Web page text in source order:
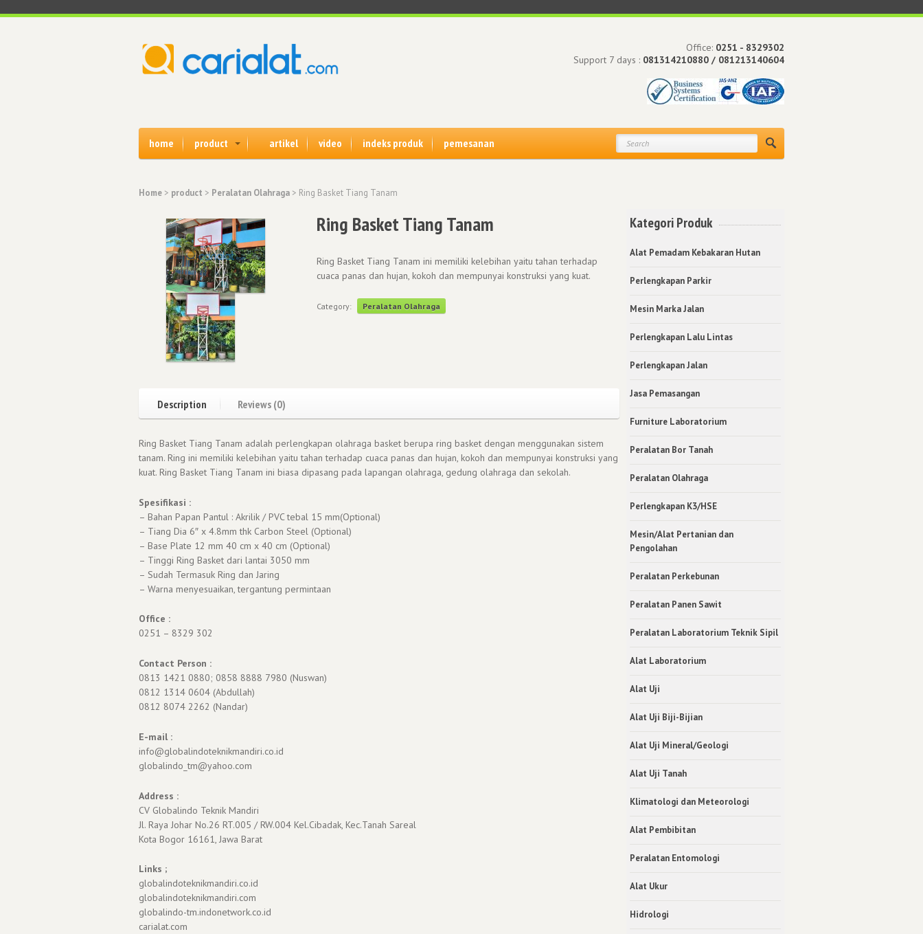
Office: 0251 - 8329302
Support 7 days : 081314210880 / 081213140604
home product artikel video indeks produk pemesanan
Home > product > Peralatan Olahraga > Ring Basket Tiang Tanam
Ring Basket Tiang Tanam
Ring Basket Tiang Tanam ini memiliki kelebihan yaitu tahan terhadap
cuaca panas dan hujan, kokoh dan mempunyai konstruksi yang kuat.
Category: Peralatan Olahraga
Description Reviews (0)
Ring Basket Tiang Tanam adalah perlengkapan olahraga basket berupa ring basket dengan menggunakan sistem
tanam. Ring ini memiliki kelebihan yaitu tahan terhadap cuaca panas dan hujan, kokoh dan mempunyai konstruksi yang
kuat. Ring Basket Tiang Tanam ini biasa dipasang pada lapangan olahraga, gedung olahraga dan sekolah.
Spesifikasi :
– Bahan Papan Pantul : Akrilik / PVC tebal 15 mm(Optional)
– Tiang Dia 6″ x 4.8mm thk Carbon Steel (Optional)
– Base Plate 12 mm 40 cm x 40 cm (Optional)
– Tinggi Ring Basket dari lantai 3050 mm
– Sudah Termasuk Ring dan Jaring
– Warna menyesuaikan, tergantung permintaan
Office :
0251 – 8329 302
Contact Person :
0813 1421 0880; 0858 8888 7980 (Nuswan)
0812 1314 0604 (Abdullah)
0812 8074 2262 (Nandar)
E-mail :
info@globalindoteknikmandiri.co.id
globalindo_tm@yahoo.com
Address :
CV Globalindo Teknik Mandiri
Jl. Raya Johar No.26 RT.005 / RW.004 Kel.Cibadak, Kec.Tanah Sareal
Kota Bogor 16161, Jawa Barat
Links ;
globalindoteknikmandiri.co.id
globalindoteknikmandiri.com
globalindo-tm.indonetwork.co.id
carialat.com
Kategori Produk
Alat Pemadam Kebakaran Hutan
Perlengkapan Parkir
Mesin Marka Jalan
Perlengkapan Lalu Lintas
Perlengkapan Jalan
Jasa Pemasangan
Furniture Laboratorium
Peralatan Bor Tanah
Peralatan Olahraga
Perlengkapan K3/HSE
Mesin/Alat Pertanian dan
Pengolahan
Peralatan Perkebunan
Peralatan Panen Sawit
Peralatan Laboratorium Teknik Sipil
Alat Laboratorium
Alat Uji
Alat Uji Biji-Bijian
Alat Uji Mineral/Geologi
Alat Uji Tanah
Klimatologi dan Meteorologi
Alat Pembibitan
Peralatan Entomologi
Alat Ukur
Hidrologi